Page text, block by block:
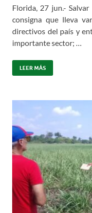
Florida, 27 jun.-
consigna que lleva
directivos del país y
importante sector; …
LEER MÁS